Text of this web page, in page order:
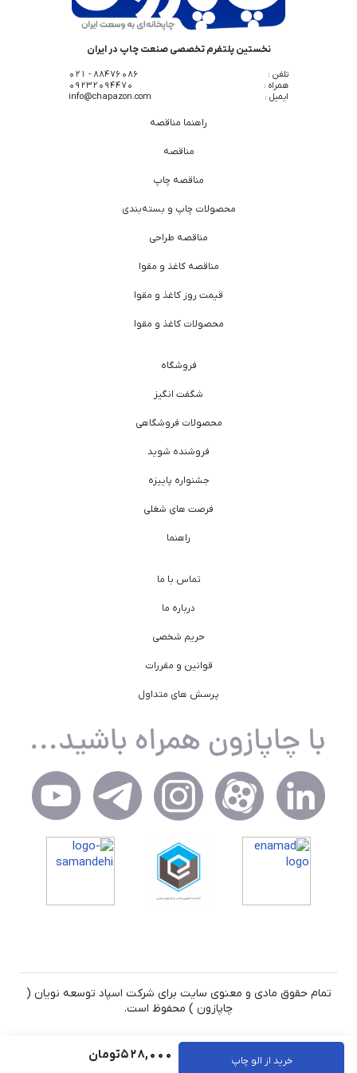
خرید از الو چاپ 528,000تومان
نخستین پلتفرم تخصصی صنعت چاپ در ایران
تلفن :
88476086 - 021
همراه :
09232094470
ایمیل :
info@chapazon.com
راهنما مناقصه
مناقصه
مناقصه چاپ
محصولات چاپ و بسته‌بندی
مناقصه طراحی
مناقصه کاغذ و مقوا
قیمت روز کاغذ و مقوا
محصولات کاغذ و مقوا
فروشگاه
شگفت انگیز
محصولات فروشگاهی
فروشنده شوید
جشنواره پاییزه
فرصت های شغلی
راهنما
تماس با ما
درباره ما
حریم شخصی
قوانین و مقررات
پرسش های متداول
تمام حقوق مادی و معنوی سایت برای شرکت اسپاد توسعه نویان (
چاپازون ) محفوظ است.